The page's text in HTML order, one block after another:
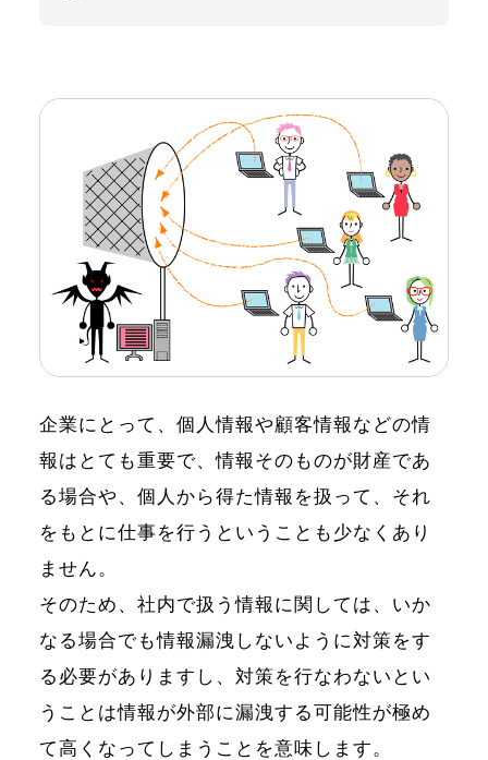
企業にとって、個人情報や顧客情報などの情
報はとても重要で、情報そのものが財産であ
る場合や、個人から得た情報を扱って、それ
をもとに仕事を行うということも少なくあり
ません。
そのため、社内で扱う情報に関しては、いか
なる場合でも情報漏洩しないように対策をす
る必要がありますし、対策を行なわないとい
うことは情報が外部に漏洩する可能性が極め
て高くなってしまうことを意味します。